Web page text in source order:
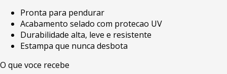
Pronta para pendurar
Acabamento selado com protecao UV
Durabilidade alta, leve e resistente
Estampa que nunca desbota
O que voce recebe